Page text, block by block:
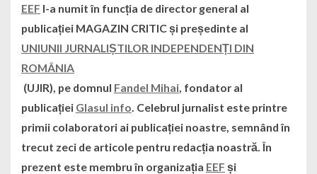
EEF l-a numit în funcția de director general al
publicației MAGAZIN CRITIC și președinte al
UNIUNII JURNALIȘTILOR INDEPENDENȚI DIN
ROMÂNIA
(UJIR), pe domnul Fandel Mihai , fondator al
publicației Glasul info . Celebrul jurnalist este printre
primii colaboratori ai publicației noastre, semnând în
trecut zeci de articole pentru redacția noastră. În
prezent este membru în organizația EEF și